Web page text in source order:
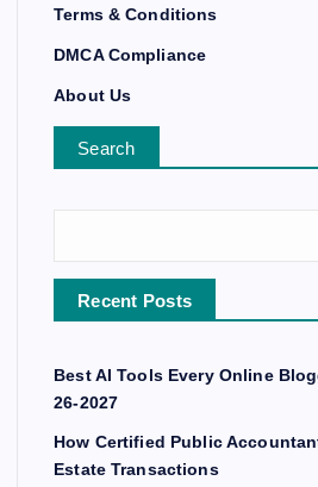
Terms & Conditions
DMCA Compliance
About Us
Search
Recent Posts
Best AI Tools Every Online
26-2027
How Certified Public
Estate Transactions